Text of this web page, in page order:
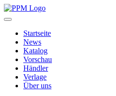
Startseite
News
Katalog
Vorschau
Händler
Verlage
Über uns